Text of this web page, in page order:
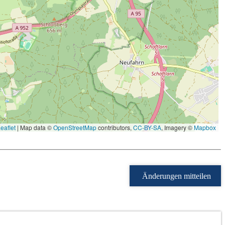
| Map data ©OpenStreetMapcontributors, CC-BY-SA, Imagery ©Mapbox
Änderungen mitteilen